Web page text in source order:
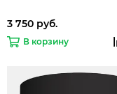
3 750 руб.
В корзину